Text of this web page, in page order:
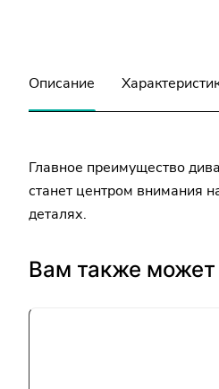
Описание
Главное преимущество
станет центром внимания
деталях.
Вам также может